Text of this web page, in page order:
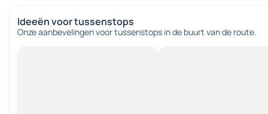
Ideeën voor tussenstops
Onze aanbevelingen voor tussenstops in de buurt van de route.